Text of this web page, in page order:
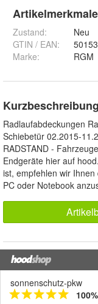
Artikelmerkmale
Zustand:
Neu
GTIN / EAN:
Marke:
RGM
Kurzbeschreibung
Radlaufabdeckungen
Schiebetür 02.2015-
RADSTAND -
Endgeräte hier auf
ist, empfehlen wir
PC oder Notebook
sonnenschutz-pkw